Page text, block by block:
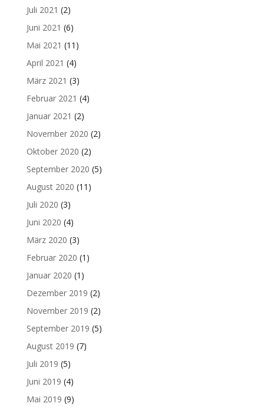
Juli 2021 (2)
Juni 2021 (6)
Mai 2021 (11)
April 2021 (4)
März 2021 (3)
Februar 2021 (4)
Januar 2021 (2)
November 2020 (2)
Oktober 2020 (2)
September 2020 (5)
August 2020 (11)
Juli 2020 (3)
Juni 2020 (4)
März 2020 (3)
Februar 2020 (1)
Januar 2020 (1)
Dezember 2019 (2)
November 2019 (2)
September 2019 (5)
August 2019 (7)
Juli 2019 (5)
Juni 2019 (4)
Mai 2019 (9)